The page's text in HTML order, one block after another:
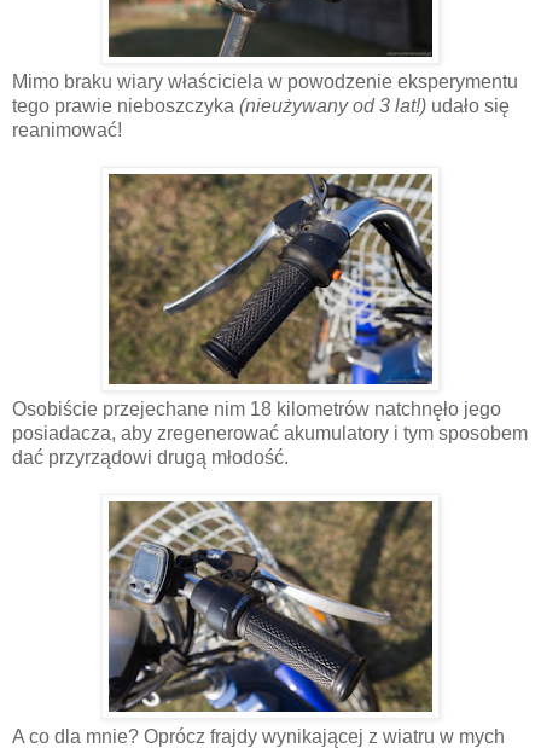
Mimo braku wiary właściciela w powodzenie eksperymentu
tego prawie nieboszczyka (nieużywany od 3 lat!) udało się
reanimować!
Osobiście przejechane nim 18 kilometrów natchnęło jego
posiadacza, aby zregenerować akumulatory i tym sposobem
dać przyrządowi drugą młodość.
A co dla mnie? Oprócz frajdy wynikającej z wiatru w mych